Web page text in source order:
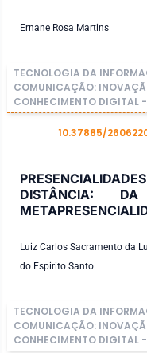
Ernane Rosa Martins
TECNOLOGIA DA
COMUNICAÇÃO:
CONHECIMENTO DIGITAL
10.37885/
DISTÂNCIA:
Luiz Carlos Sacramento da
do Espirito Santo
TECNOLOGIA DA
COMUNICAÇÃO:
CONHECIMENTO DIGITAL